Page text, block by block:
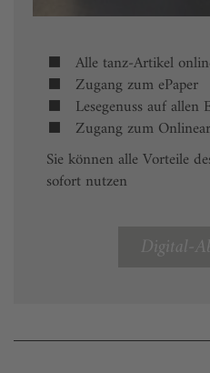
Alle tanz-Artikel
Zugang zum ePaper
Lesegenuss auf allen
Zugang zum
Sie können alle Vorteile
sofort nutzen
Digital-